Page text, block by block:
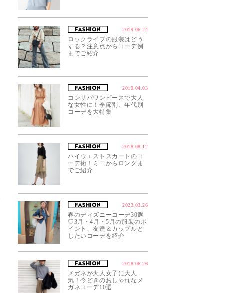
2019.06.24
ロックライブの服装はどう
する？注意点からコーデ例
までご紹介
2019.04.03
コンサバワンピースで大人
な女性に！季節別、年代別
コーデを大特集
2018.08.12
ハイウエストスカートのコ
ーデ術！ミニからロングま
でご紹介
2023.03.26
春のディズニーコーデ30選
♡3月・4月・5月の服装のポ
イント、友達＆カップルと
したいコーデを紹介
2018.06.26
メガネが大人女子に大人
気！今どきのおしゃれなメ
ガネコーデ10選